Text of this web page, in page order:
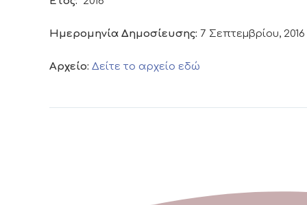
Ημερομηνία Δημοσίευσης: 7 Σεπτεμβρίου, 2016
Αρχείο: Δείτε το αρχείο εδώ